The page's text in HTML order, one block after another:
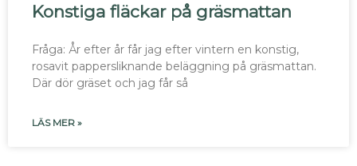
Konstiga fläckar på gräsmattan
Fråga: År efter år får jag efter vintern en konstig,
rosavit pappersliknande beläggning på gräsmattan.
Där dör gräset och jag får så
LÄS MER »